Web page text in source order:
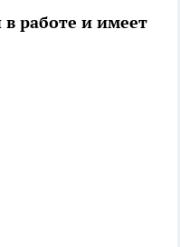
работе и имеет